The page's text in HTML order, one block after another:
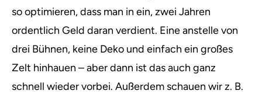
so optimieren, dass man in ein, zwei Jahren
ordentlich Geld daran verdient. Eine anstelle von
drei Bühnen, keine Deko und einfach ein großes
Zelt hinhauen – aber dann ist das auch ganz
schnell wieder vorbei. Außerdem schauen wir z. B.